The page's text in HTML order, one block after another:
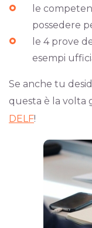
le
possedere
le 4 prove
esempi
Se anche tu
questa è la volta
DELF!